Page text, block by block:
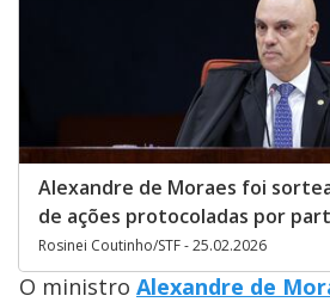
Alexandre de Moraes foi
de ações protocoladas por
Rosinei Coutinho/STF - 25.02.2026
O ministro Alexandre de